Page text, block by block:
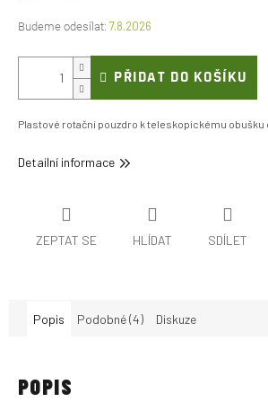
7.8.2026
PŘIDAT DO KOŠÍKU
Plastové rotační pouzdro k teleskopickému obušku
Detailní informace
ZEPTAT SE HLÍDAT SDÍLET
Popis Podobné (4) Diskuze
POPIS